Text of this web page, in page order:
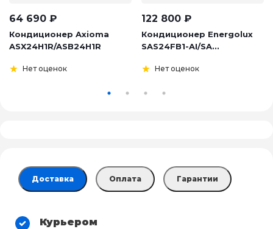
64 690 ₽
Кондиционер Axioma
ASX24H1R/ASB24H1R
Нет оценок
122 800 ₽
Кондиционер Energolux
SAS24FB1-AI/SA...
Нет оценок
Доставка Оплата Гарантии
Курьером